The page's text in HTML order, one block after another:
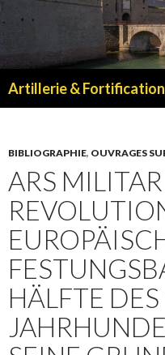
Artillerie &
BIBLIOGRAPHIE, OUVRAGES
ARS
HÄLFTE